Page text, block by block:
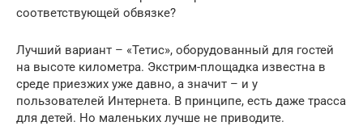
соответствующей обвязке?
Лучший вариант – «Тетис», оборудованный для гостей
на высоте километра. Экстрим-площадка известна в
среде приезжих уже давно, а значит – и у
пользователей Интернета. В принципе, есть даже трасса
для детей. Но маленьких лучше не приводите.